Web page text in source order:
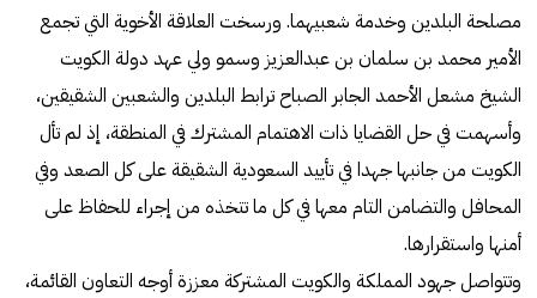
مصلحة البلدين وخدمة شعبيهما. ورسخت العلاقة الأخوية التي تجمع
الأمير محمد بن سلمان بن عبدالعزيز وسمو ولي عهد دولة الكويت
الشيخ مشعل الأحمد الجابر الصباح ترابط البلدين والشعبين الشقيقين،
وأسهمت في حل القضايا ذات الاهتمام المشترك في المنطقة، إذ لم تأل
الكويت من جانبها جهدا في تأييد السعودية الشقيقة على كل الصعد وفي
المحافل والتضامن التام معها في كل ما تتخذه من إجراء للحفاظ على
أمنها واستقرارها.
وتتواصل جهود المملكة والكويت المشتركة معززة أوجه التعاون القائمة،